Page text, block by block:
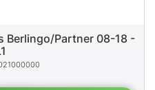
Berlingo/Partner 08-18 -